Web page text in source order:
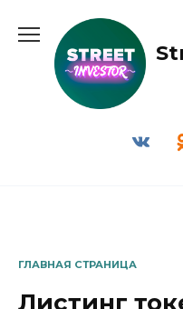
содержанию
ГЛАВНАЯ СТРАНИЦА
Листинг